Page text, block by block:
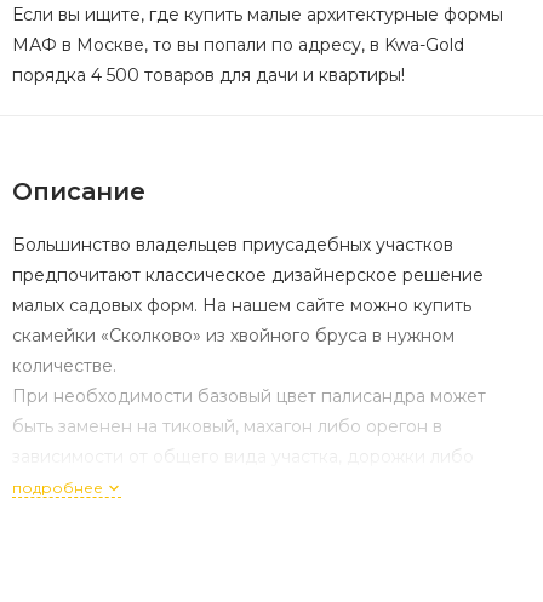
Если вы ищите, где купить малые архитектурные формы
МАФ в Москве, то вы попали по адресу, в Kwa-Gold
порядка 4 500 товаров для дачи и квартиры!
Описание
Большинство владельцев приусадебных участков
предпочитают классическое дизайнерское решение
малых садовых форм. На нашем сайте можно купить
скамейки «Сколково» из хвойного бруса в нужном
количестве.
При необходимости базовый цвет палисандра может
быть заменен на тиковый, махагон либо орегон в
зависимости от общего вида участка, дорожки либо
парадного.
подробнее